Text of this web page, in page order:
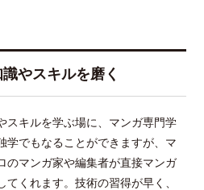
やスキルを磨く
スキルを学ぶ場に、マンガ専門学
学でもなることができますが、マ
のマンガ家や編集者が直接マンガ
くれます。技術の習得が早く、